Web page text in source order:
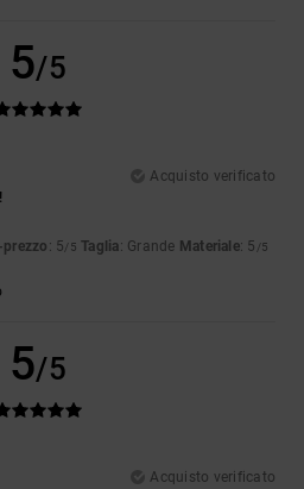
5/5
Acquisto verificato
: 5/5 Taglia: Grande Materiale: 5 /5
5/5
Acquisto verificato